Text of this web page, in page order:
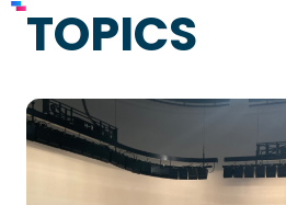
地域の
皆さまへ
テクノスカレッジの
卒後ビジョン
4つの学びのプラン
グ
TOPICS